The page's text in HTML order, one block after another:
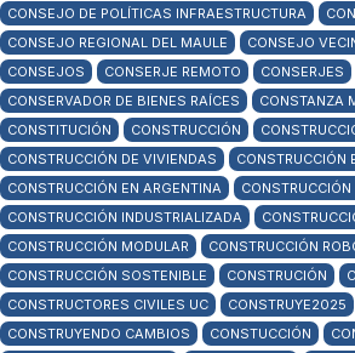
CONSEJO DE POLÍTICAS INFRAESTRUCTURA
CONSEJO REGIONAL DEL MAULE
CONSEJO
CONSEJOS
CONSERJE REMOTO
CONSERJES
CONSERVADOR DE BIENES RAÍCES
CONSTANZA
CONSTITUCIÓN
CONSTRUCCIÓN
CONSTRUCCIÓN DE VIVIENDAS
CONSTRUCCIÓN
CONSTRUCCIÓN EN ARGENTINA
CONSTRUCCIÓN
CONSTRUCCIÓN INDUSTRIALIZADA
CONSTRUCCIÓN MODULAR
CONSTRUCCIÓN
CONSTRUCCIÓN SOSTENIBLE
CONSTRUCIÓN
CONSTRUCTORES CIVILES UC
CONSTRUYE2025
CONSTRUYENDO CAMBIOS
CONSTUCCIÓN